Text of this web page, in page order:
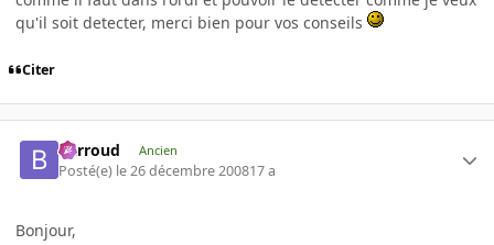
qu'il soit detecter, merci bien pour vos conseils
Citer
Barroud Ancien
Posté(e) le 26 décembre 200817 a
Bonjour,